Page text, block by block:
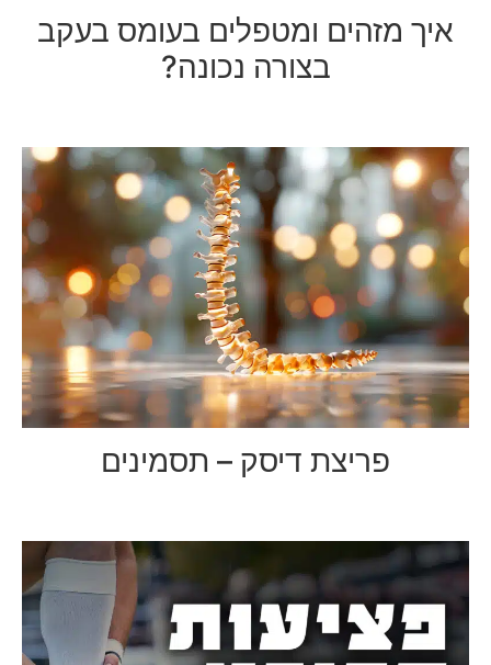
איך מזהים ומטפלים בעומס בעקב
בצורה נכונה?
פריצת דיסק – תסמינים